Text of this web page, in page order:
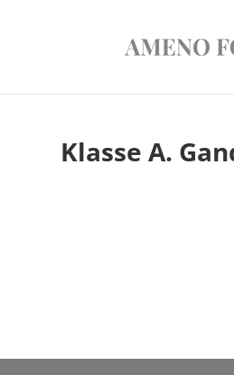
Klasse A.